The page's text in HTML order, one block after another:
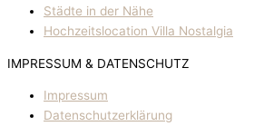
Städte in der Nähe
Hochzeitslocation Villa Nostalgia
IMPRESSUM & DATENSCHUTZ
Impressum
Datenschutzerklärung